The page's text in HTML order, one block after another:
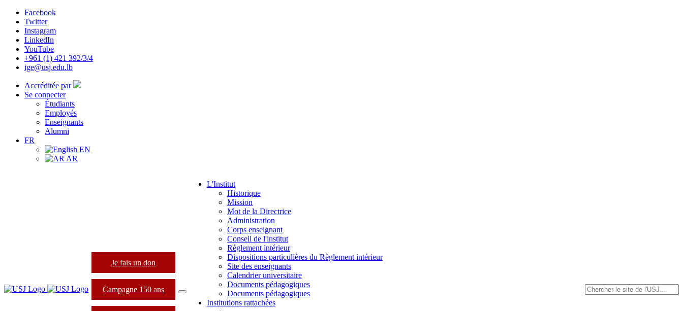
Facebook
Twitter
Instagram
LinkedIn
YouTube
+961 (1) 421 392/3/4
ige@usj.edu.lb
Accréditée par
Se connecter
Étudiants
Employés
Enseignants
Alumni
FR
EN
AR
Je fais un don
Campagne 150 ans
L'Institut
Historique
Mission
Mot de la Directrice
Administration
Corps enseignant
Conseil de l'institut
Règlement intérieur
Dispositions particulières du Règlement intérieur
Site des enseignants
Calendrier universitaire
Documents pédagogiques
Documents pédagogiques
Institutions rattachées